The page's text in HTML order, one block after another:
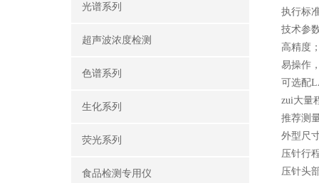
光谱系列
超声波浓度检测
色谱系列
生化系列
荧光系列
食品检测专用仪
执行标
技术参
高精度
易操作
可选配
zui大量
推荐测
外型尺
压针行
压针头